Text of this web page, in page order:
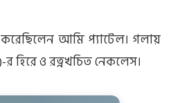
করেছিলেন আমি প্যাটেল। গলায়
হিরে ও রত্নখচিত নেকলেস।